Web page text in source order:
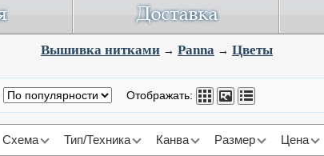
Вышивка нитками → Panna → Цветы
Отображать:
Схема Тип/Техника Канва Размер Цена